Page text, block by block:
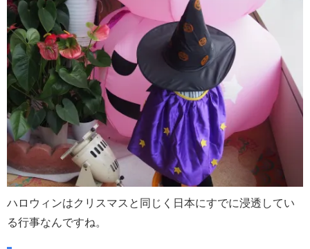
ハロウィンはクリスマスと同じく日本にすでに浸透してい
る行事なんですね。